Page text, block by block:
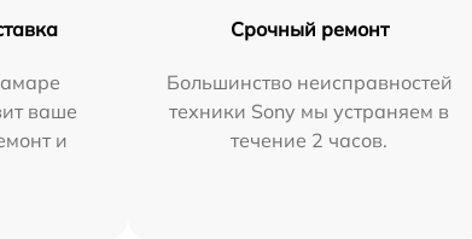
ваше
и
Срочный ремонт
Большинство неисправностей
техники Sony мы устраняем в
течение 2 часов.